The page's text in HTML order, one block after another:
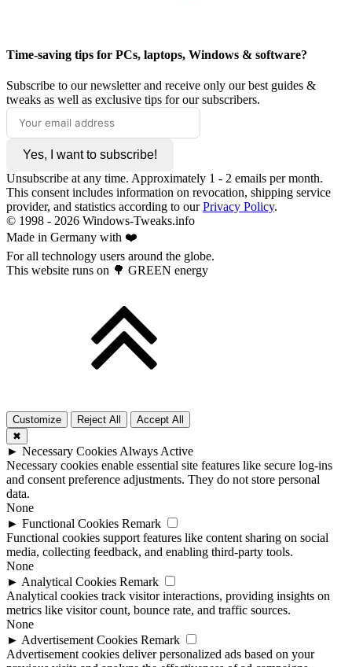
Time-saving tips for PCs, laptops, Windows & software?
Subscribe to our newsletter and receive only our best guides &
tweaks as well as exclusive tips for our subscribers.
Yes, I want to subscribe!
Unsubscribe at any time. Approximately 1 - 2 emails per month.
This consent includes information on revocation, shipping service
provider, and statistics according to ourPrivacy Policy.
© 1998 - 2026 Windows-Tweaks.info
Made in Germany with ❤️
For all technology users around the globe.
This website runs on 🌳 GREEN energy
Customize Reject All
Accept All
✖
► Necessary Cookies Always Active
Necessary cookies enable essential site features like secure log-ins
and consent preference adjustments. They do not store personal
data.
None
► Functional Cookies Remark
Functional cookies support features like content sharing on social
media, collecting feedback, and enabling third-party tools.
None
► Analytical Cookies Remark
Analytical cookies track visitor interactions, providing insights on
metrics like visitor count, bounce rate, and traffic sources.
None
► Advertisement Cookies Remark
Advertisement cookies deliver personalized ads based on your